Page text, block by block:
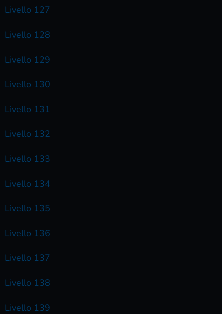
Livello 127
Livello 128
Livello 129
Livello 130
Livello 131
Livello 132
Livello 133
Livello 134
Livello 135
Livello 136
Livello 137
Livello 138
Livello 139